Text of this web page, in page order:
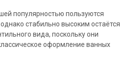
популярностью пользуются
стабильно высоким остаётся
вида, поскольку они
оформление ванных